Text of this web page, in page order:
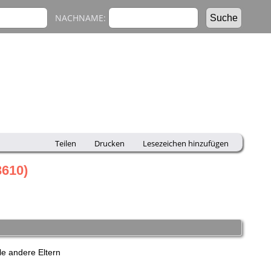
NACHNAME:
Teilen Drucken Lesezeichen hinzufügen
andere Eltern